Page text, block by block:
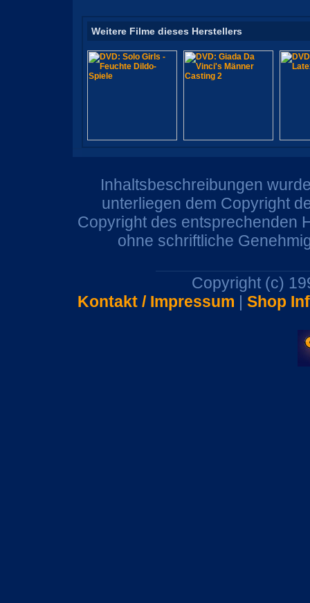
Weitere Filme dieses Herstellers
Inhaltsbeschreibungen
unterliegen dem Copyright
Copyright des entsprechenden
ohne schriftliche
Copyright (c)
Kontakt / Impressum | Shop